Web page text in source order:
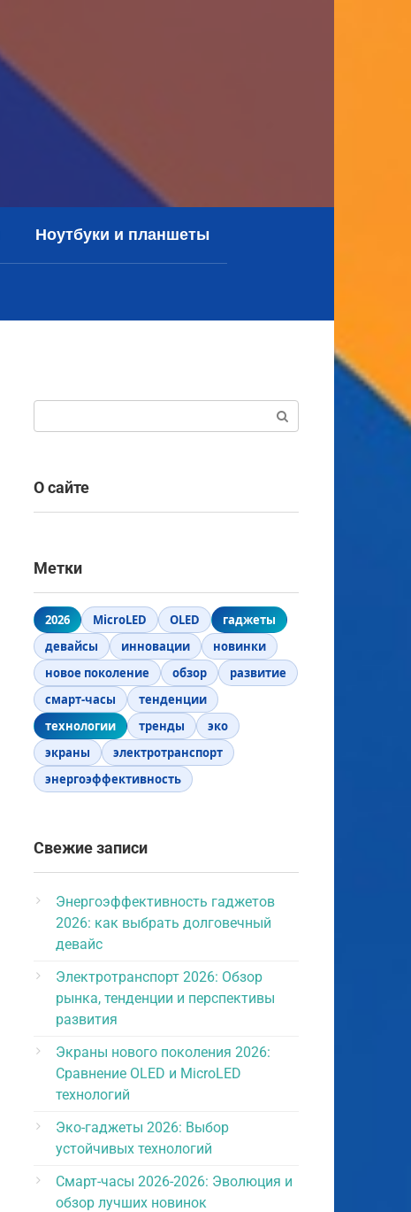
Ноутбуки и планшеты
О сайте
Метки
2026 MicroLED OLED
гаджеты
девайсы
инновации
новинки
новое поколение
обзор
развитие
смарт-часы
тенденции
технологии
тренды
эко
экраны
электротранспорт
энергоэффективность
Свежие записи
Энергоэффективность гаджетов
2026: как выбрать долговечный
девайс
Электротранспорт 2026: Обзор
рынка, тенденции и перспективы
развития
Экраны нового поколения 2026:
Сравнение OLED и MicroLED
технологий
Эко-гаджеты 2026: Выбор
устойчивых технологий
Смарт-часы 2026-2026: Эволюция и
обзор лучших новинок